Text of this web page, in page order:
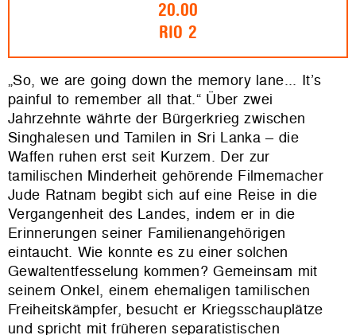
20.00
RIO 2
„So, we are going down the memory lane... It’s
painful to remember all that.“ Über zwei
Jahrzehnte währte der Bürgerkrieg zwischen
Singhalesen und Tamilen in Sri Lanka – die
Waffen ruhen erst seit Kurzem. Der zur
tamilischen Minderheit gehörende Filmemacher
Jude Ratnam begibt sich auf eine Reise in die
Vergangenheit des Landes, indem er in die
Erinnerungen seiner Familienangehörigen
eintaucht. Wie konnte es zu einer solchen
Gewaltentfesselung kommen? Gemeinsam mit
seinem Onkel, einem ehemaligen tamilischen
Freiheitskämpfer, besucht er Kriegsschauplätze
und spricht mit früheren separatistischen